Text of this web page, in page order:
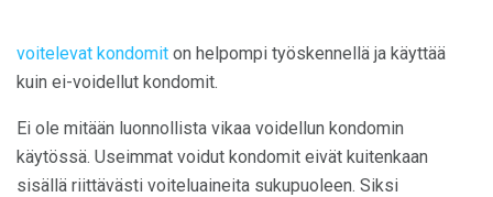
voitelevat kondomit on helpompi työskennellä ja käyttää
kuin ei-voidellut kondomit.
Ei ole mitään luonnollista vikaa voidellun kondomin
käytössä. Useimmat voidut kondomit eivät kuitenkaan
sisällä riittävästi voiteluaineita sukupuoleen. Siksi